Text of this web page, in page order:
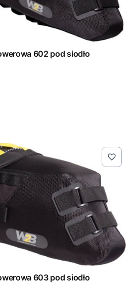
602 pod siodło
603 pod siodło